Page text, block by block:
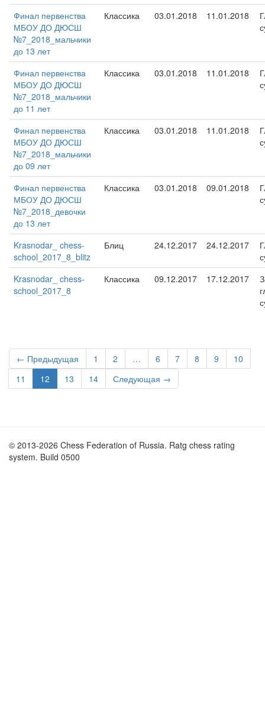
Финал первенства
МБОУ ДО ДЮСШ
№7_2018_мальчики
до 13 лет
Классика 03.01.2018 11.01.2018
Финал первенства
МБОУ ДО ДЮСШ
№7_2018_мальчики
до 11 лет
Классика 03.01.2018 11.01.2018
Финал первенства
МБОУ ДО ДЮСШ
№7_2018_мальчики
до 09 лет
Классика 03.01.2018 11.01.2018
Финал первенства
МБОУ ДО ДЮСШ
№7_2018_девочки
до 13 лет
Классика 03.01.2018 09.01.2018
Krasnodar_ chess-
school_2017_8_blitz
Блиц 24.12.2017 24.12.2017
Krasnodar_ chess-
school_2017_8
Классика 09.12.2017 17.12.2017
← Предыдущая 1 2 … 6 7 8 9
10
11
12 13 14 Следующая →
© 2013-2026 Chess Federation of Russia. Ratg chess rating
system. Build 0500